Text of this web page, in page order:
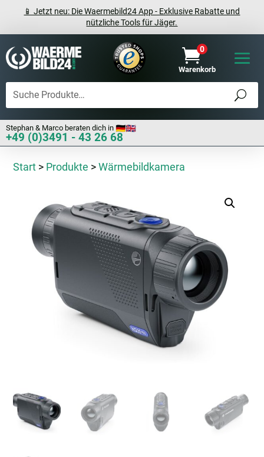
📱 Jetzt neu: Die Waermebild24 App - Exklusive Rabatte und
nützliche Tools für Jäger.
0
Warenkorb
Stephan & Marco beraten dich in
+49 (0)3491 - 43 26 68
Start > Produkte >Wärmebildkamera